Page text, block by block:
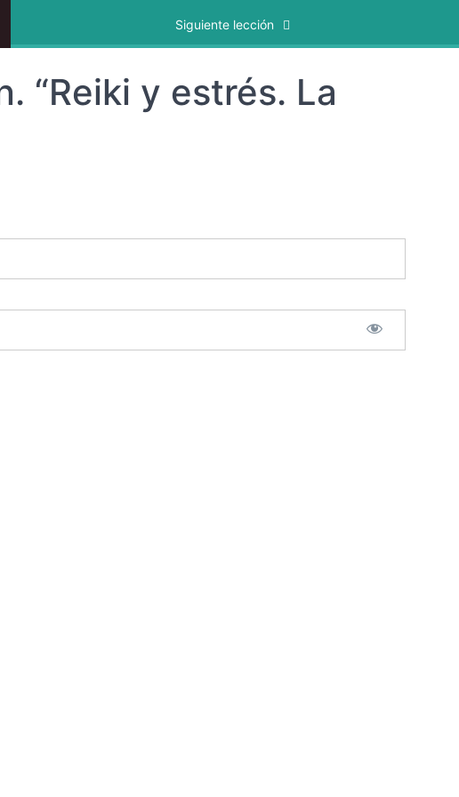
Siguiente lección
“Reiki y estrés. La